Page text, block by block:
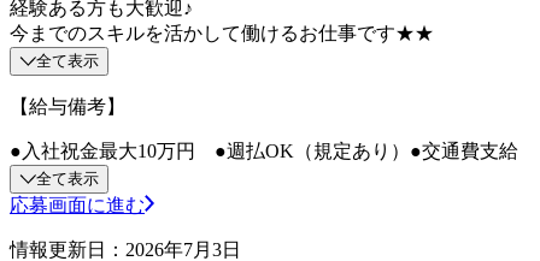
経験ある方も大歓迎♪
今までのスキルを活かして働けるお仕事です★★
全て表示
【給与備考】
●入社祝金最大10万円 ●週払OK（規定あり）●交通費支給
全て表示
応募画面に進む
情報更新日：2026年7月3日